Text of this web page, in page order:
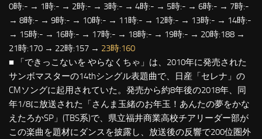
0時:- → 1時:- → 2時:- → 3時:- → 4時:- → 5時:- → 6時:- → 7時:-
→ 8時:- → 9時:- → 10時:- → 11時:- → 12時:- → 13時:- → 14時:-
→ 15時:- → 16時:- → 17時:- → 18時:- → 19時:- → 20時:188 →
21時:170 → 22時:157 → 23時:160
■ 「できっこないを やらなくちゃ」は、2010年に発売された
サンボマスターの14thシングル表題曲で、日産「セレナ」の
CMソングに起用されていた。発売から約8年後の2018年、同
年1/8に放送された「さんま玉緒のお年玉！あんたの夢をかな
えたろかSP」(TBS系)で、県立福井商業高校チアリーダー部が
この楽曲を題材にダンスを披露し、放送後の反響で200位圏外